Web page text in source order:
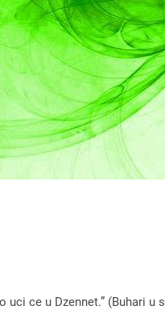
ce u Dzennet.” (Buhari u